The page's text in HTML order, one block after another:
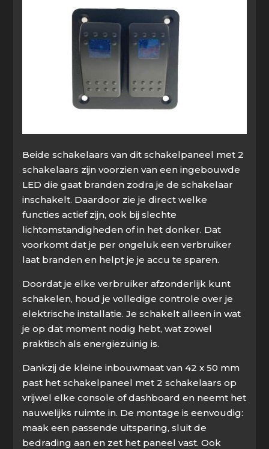
Beide schakelaars van dit schakelpaneel met 2
schakelaars zijn voorzien van een ingebouwde
LED die gaat branden zodra je de schakelaar
inschakelt. Daardoor zie je direct welke
functies actief zijn, ook bij slechte
lichtomstandigheden of in het donker. Dat
voorkomt dat je per ongeluk een verbruiker
laat branden en helpt je je accu te sparen.
Doordat je elke verbruiker afzonderlijk kunt
schakelen, houd je volledige controle over je
elektrische installatie. Je schakelt alleen in wat
je op dat moment nodig hebt, wat zowel
praktisch als energiezuinig is.
Dankzij de kleine inbouwmaat van 42 x 50 mm
past het schakelpaneel met 2 schakelaars op
vrijwel elke console of dashboard en neemt het
nauwelijks ruimte in. De montage is eenvoudig:
maak een passende uitsparing, sluit de
bedrading aan en zet het paneel vast. Ook